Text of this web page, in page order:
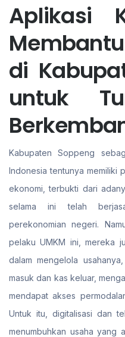
Aplikasi
di
untuk
Kabupaten Soppeng
Indonesia tentunya memiliki
ekonomi, terbukti dari
selama ini telah
perekonomian negeri.
pelaku UMKM ini, mereka
dalam mengelola
masuk dan kas keluar,
mendapat akses
Untuk itu, digitalisasi dan
menumbuhkan usaha yang